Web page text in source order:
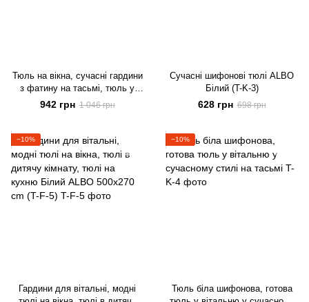
Тюль на вікна, сучасні гардини
з фатину на тасьмі, тюль у
спальню білий (T-F-4)
942 грн 1 046 грн
Сучасні шифонові тюлі ALBO
Білий (T-K-3)
628 грн 698 грн
−10%
Гардини для вітальні, модні
−10%
Тюль біла шифонова, готова